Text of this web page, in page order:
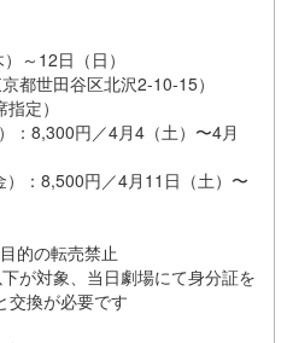
～12日（日）
都世田谷区北沢2-10-15）
定）
：8,300円／4月4（土）〜4月
：8,500円／4月11日（土）〜
的の転売禁止
が対象、当日劇場にて身分証を
交換が必要です